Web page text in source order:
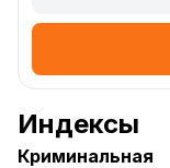
Индексы
Криминальная